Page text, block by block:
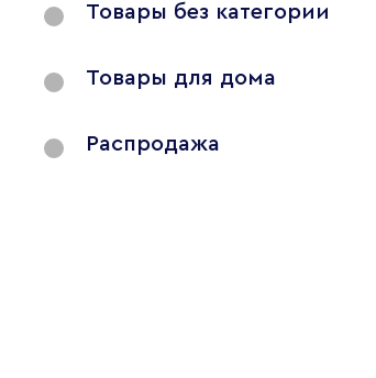
Товары без категории
Товары для дома
Распродажа